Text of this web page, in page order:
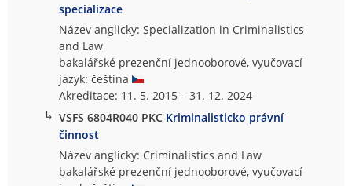
specializace
Název anglicky: Specialization in Criminalistics
and Law
bakalářské prezenční jednooborové, vyučovací
jazyk: čeština
Akreditace: 11. 5. 2015 – 31. 12. 2024
↳ VSFS 6804R040 PKC Kriminalisticko právní
činnost
Název anglicky: Criminalistics and Law
bakalářské prezenční jednooborové, vyučovací